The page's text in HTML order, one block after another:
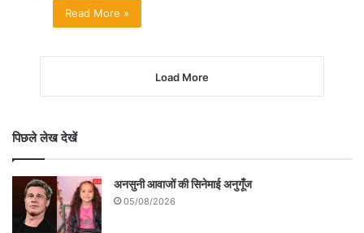
Read More »
Load More
पिछले लेख देखें
अनसुनी आवाजों की सिनेमाई अनुगूँज
05/08/2026